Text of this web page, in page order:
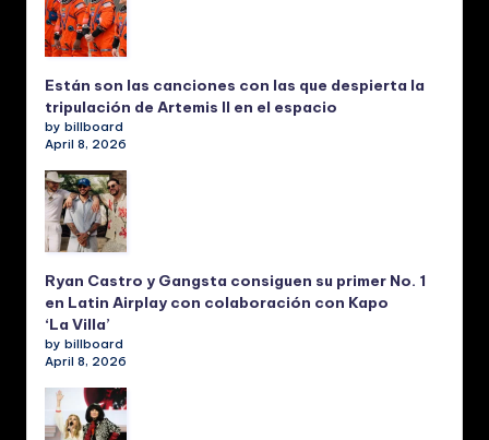
Están son las canciones con las que despierta la
tripulación de Artemis II en el espacio
by billboard
April 8, 2026
Ryan Castro y Gangsta consiguen su primer No. 1
en Latin Airplay con colaboración con Kapo
‘La Villa’
by billboard
April 8, 2026